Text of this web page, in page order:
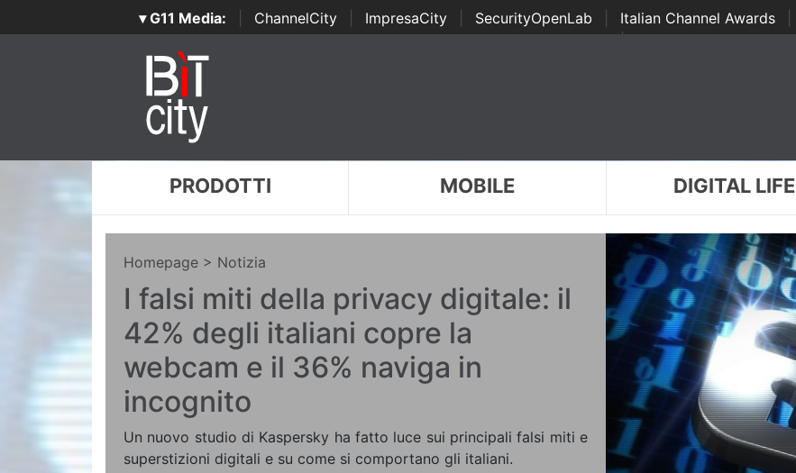
▾ G11 Media: ChannelCity ImpresaCity SecurityOpenLab Italian Channel Awards
Awards | ...
PRODOTTI MOBILE DIGITAL LIFE
Homepage > Notizia
I falsi miti della privacy digitale: il
42% degli italiani copre la
webcam e il 36% naviga in
incognito
Un nuovo studio di Kaspersky ha fatto luce sui principali falsi miti e
superstizioni digitali e su come si comportano gli italiani.